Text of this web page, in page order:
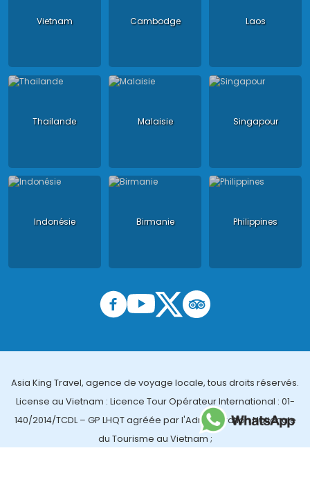
Vietnam Cambodge Laos
Thailande Malaisie Singapour
Indonésie Birmanie Philippines
Asia King Travel, agence de voyage locale, tous droits réservés.
License au Vietnam : Licence Tour Opérateur International : 01-
140/2014/TCDL – GP LHQT agréée par l'Administration Nationale
du Tourisme au Vietnam ;